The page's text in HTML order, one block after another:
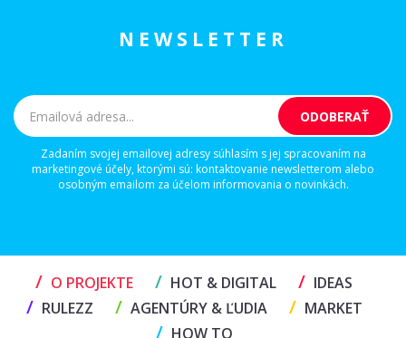
NEWSLETTER
Zadaním svojej emailovej adresy súhlasím s jej spracovaním na
marketingové účely, ktorými sú: kontaktovanie newsletterom alebo
osobným emailom za účelom informovania o novinkách.
/ O PROJEKTE / HOT & DIGITAL / IDEAS
/ RULEZZ / AGENTÚRY & ĽUDIA / MARKET
/ HOW TO